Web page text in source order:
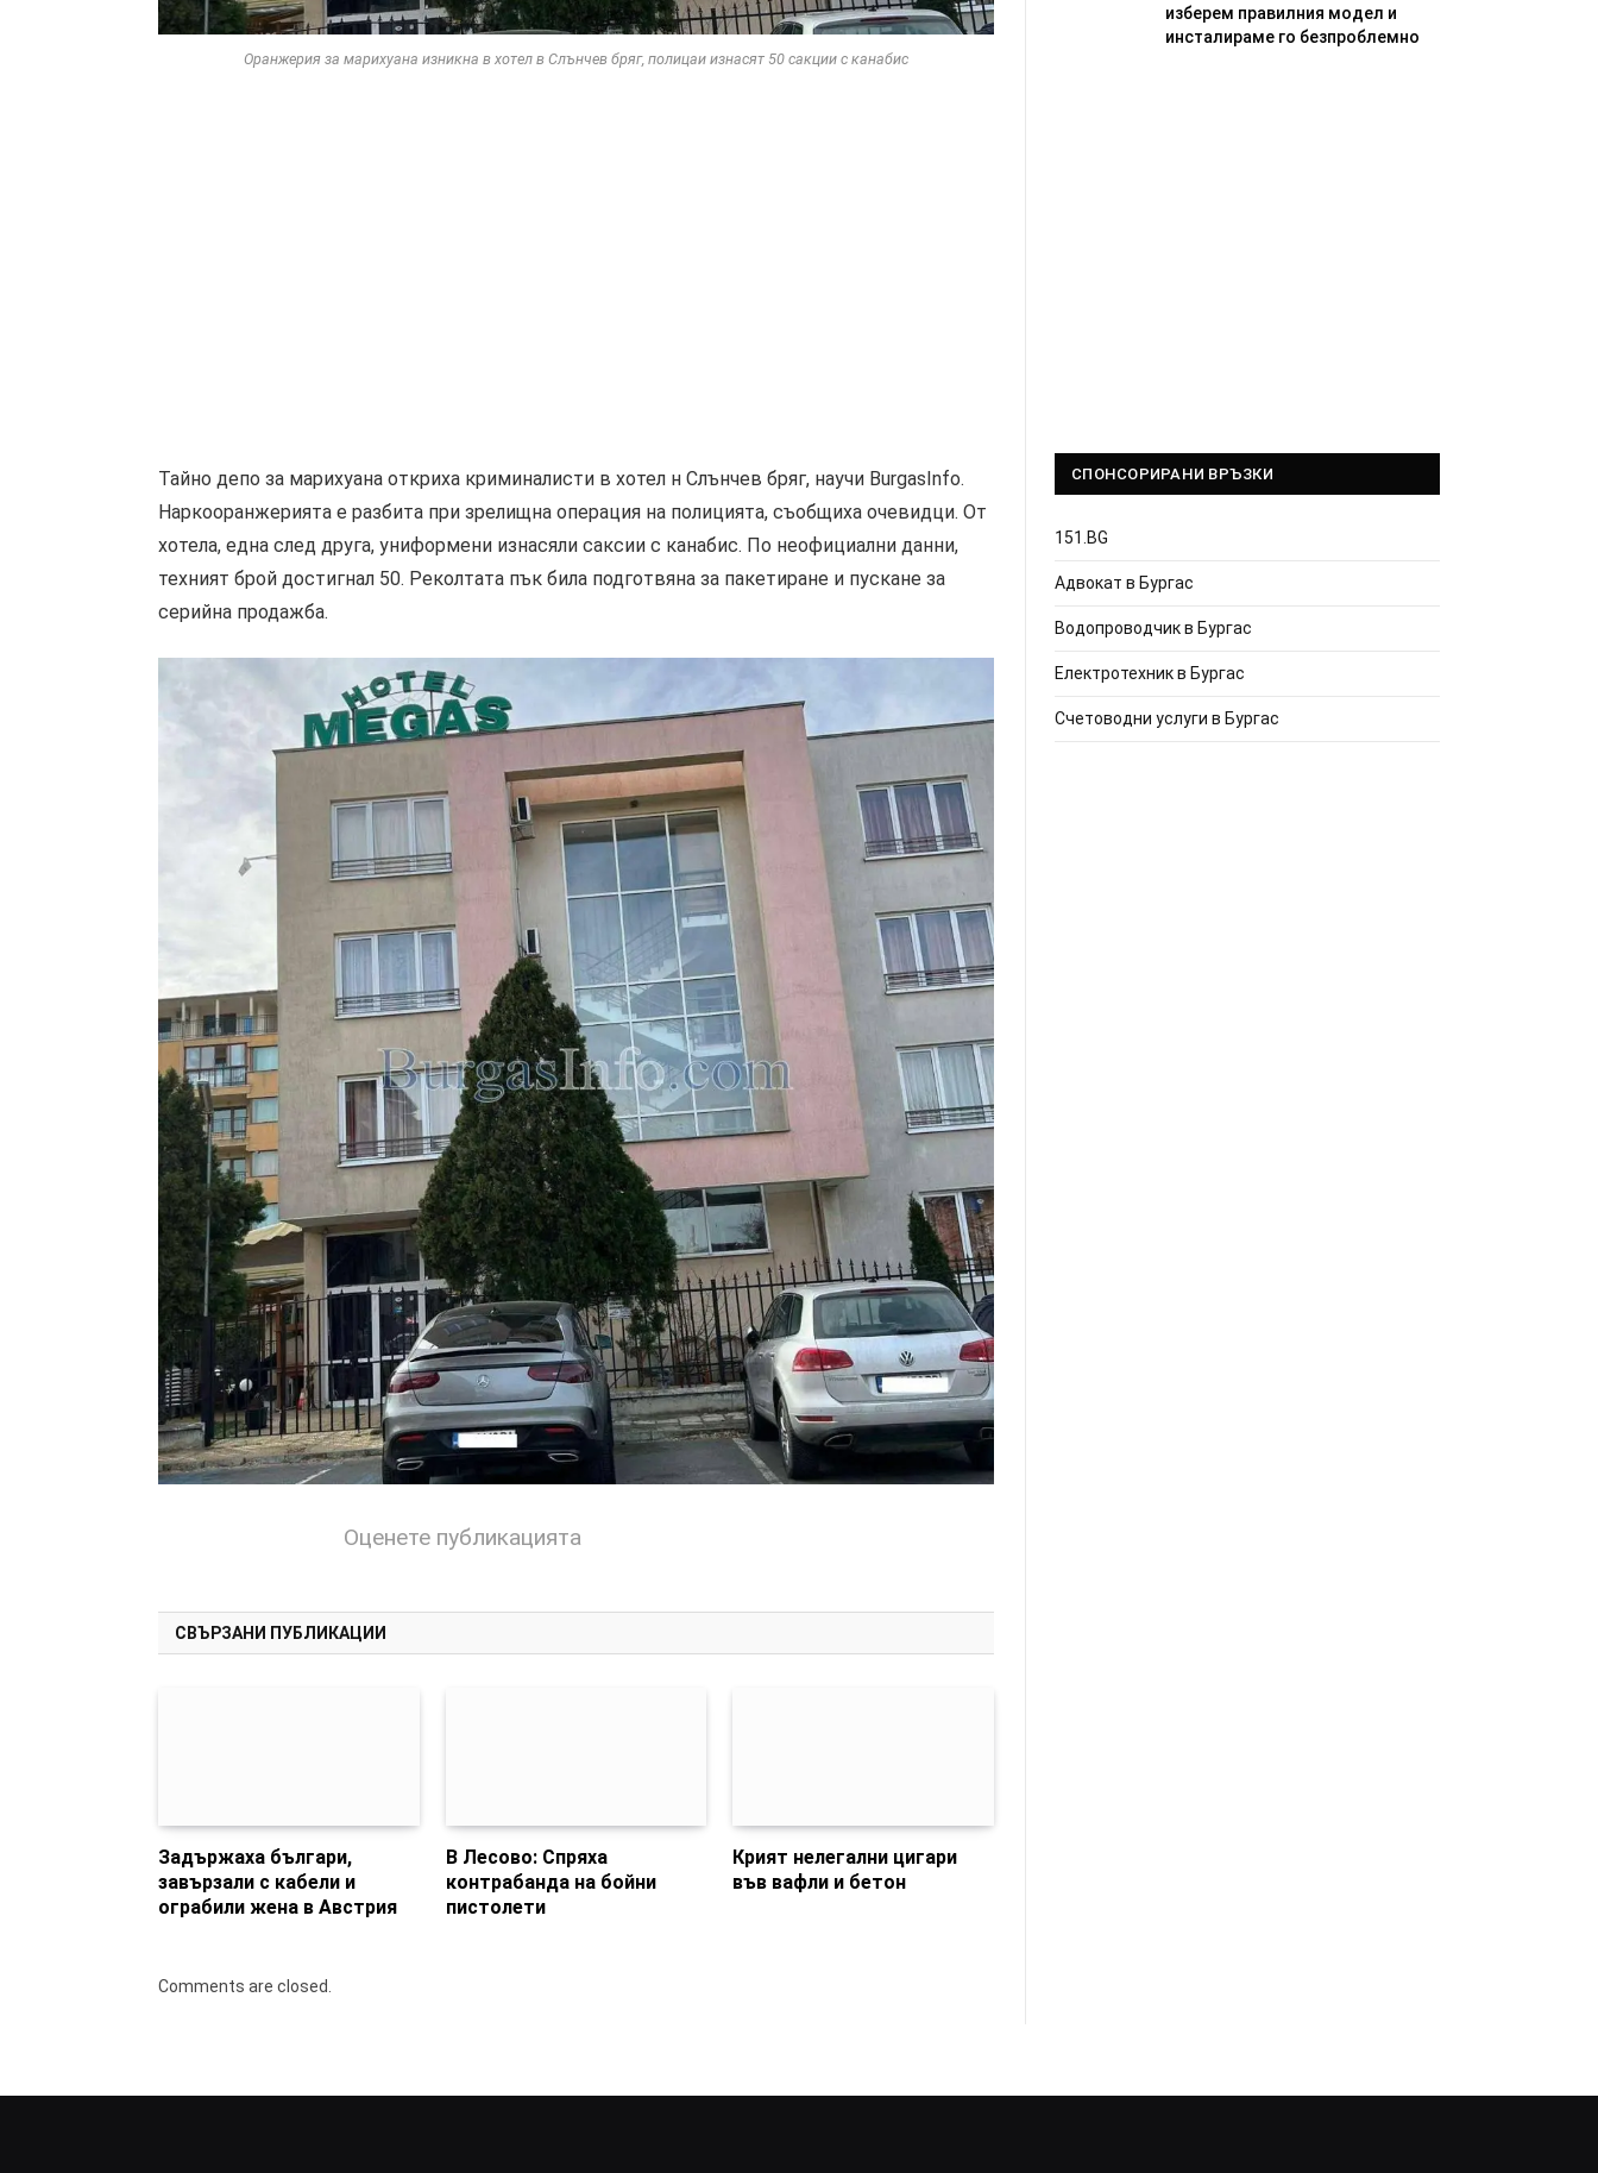
Оранжерия за марихуана изникна в хотел в Слънчев бряг, полицаи изнасят 50 сакции с канабис
Тайно депо за марихуана откриха криминалисти в хотел н Слънчев бряг, научи BurgasInfo.
Наркооранжерията е разбита при зрелищна операция на полицията, съобщиха очевидци. От
хотела, една след друга, униформени изнасяли саксии с канабис. По неофициални данни,
техният брой достигнал 50. Реколтата пък била подготвяна за пакетиране и пускане за
серийна продажба.
Оценете публикацията
СВЪРЗАНИ ПУБЛИКАЦИИ
Задържаха българи,
завързали с кабели и
ограбили жена в Австрия
В Лесово: Спряха
контрабанда на бойни
пистолети
Крият нелегални цигари
във вафли и бетон
Comments are closed.
изберем правилния модел и
инсталираме го безпроблемно
СПОНСОРИРАНИ ВРЪЗКИ
151.BG
Адвокат в Бургас
Водопроводчик в Бургас
Електротехник в Бургас
Счетоводни услуги в Бургас